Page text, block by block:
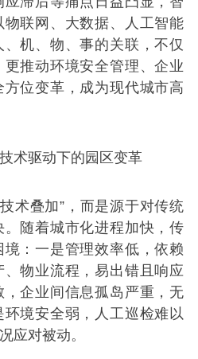
联网、大数据、人工智能
机、物、事的关联，不仅
推动环境安全管理、企业
位变革，成为现代城市高
术驱动下的园区变革
术叠加”，而是源于对传统
。随着城市化进程加快，传
：一是管理效率低，依赖
物业流程，易出错且响应
企业间信息孤岛严重，无
境安全弱，人工巡检难以
应对被动。